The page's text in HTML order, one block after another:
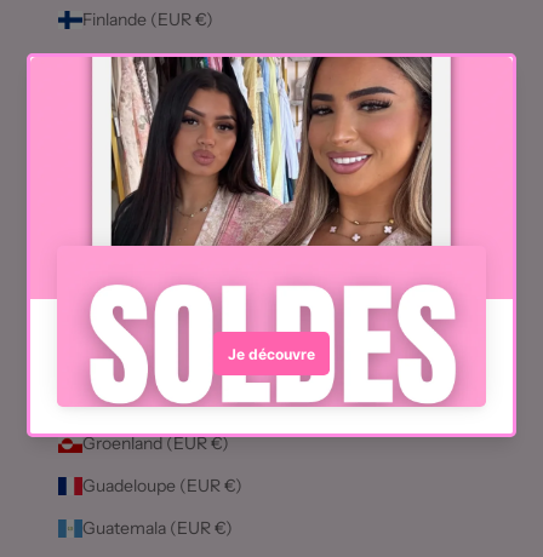
Finlande (EUR €)
France (EUR €)
Gabon (EUR €)
Gambie (EUR €)
Géorgie (EUR €)
Géorgie du Sud-et-les Îles Sandwich du Sud (EUR €)
Gibraltar (EUR €)
Grèce (EUR €)
Grenade (EUR €)
Groenland (EUR €)
Guadeloupe (EUR €)
Guatemala (EUR €)